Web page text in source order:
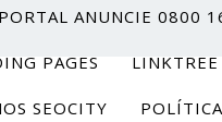
ANUNCIE 0800
PAGES LINKTREE
SEOCITY